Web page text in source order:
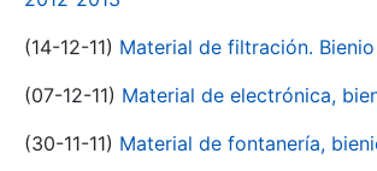
(14-12-11) Material de filtración.
(07-12-11) Material de electrónica,
(30-11-11) Material de fontanería,